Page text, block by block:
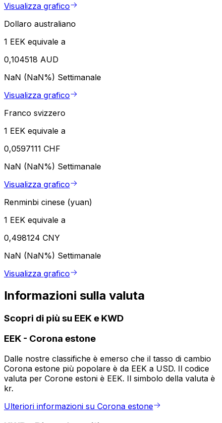
Visualizza grafico
Dollaro australiano
1 EEK equivale a
0,104518 AUD
NaN (NaN%) Settimanale
Visualizza grafico
Franco svizzero
1 EEK equivale a
0,0597111 CHF
NaN (NaN%) Settimanale
Visualizza grafico
Renminbi cinese (yuan)
1 EEK equivale a
0,498124 CNY
NaN (NaN%) Settimanale
Visualizza grafico
Informazioni sulla valuta
Scopri di più su EEK e KWD
EEK - Corona estone
Dalle nostre classifiche è emerso che il tasso di cambio
Corona estone più popolare è da EEK a USD. Il codice
valuta per Corone estoni è EEK. Il simbolo della valuta è
kr.
Ulteriori informazioni su Corona estone